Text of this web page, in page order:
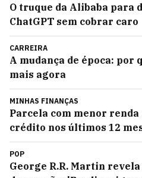
O truque da Alibaba para
ChatGPT sem cobrar caro
CARREIRA
A mudança de época: por
mais agora
MINHAS FINANÇAS
Parcela com menor renda
crédito nos últimos 12
POP
George R.R. Martin